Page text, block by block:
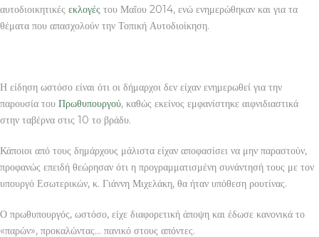
αυτοδιοικητικές εκλογές του Μαΐου 2014, ενώ ενημερώθηκαν και για τα
θέματα που απασχολούν την Τοπική Αυτοδιοίκηση.
Η είδηση ωστόσο είναι ότι οι δήμαρχοι δεν είχαν ενημερωθεί για την
παρουσία του Πρωθυπουργού, καθώς εκείνος εμφανίστηκε αιφνιδιαστικά
στην ταβέρνα στις 10 το βράδυ.
Κάποιοι από τους δημάρχους μάλιστα είχαν αποφασίσει να μην παραστούν,
προφανώς επειδή θεώρησαν ότι η προγραμματισμένη συνάντησή τους με τον
υπουργό Εσωτερικών, κ. Γιάννη Μιχελάκη, θα ήταν υπόθεση ρουτίνας.
Ο πρωθυπουργός, ωστόσο, είχε διαφορετική άποψη και έδωσε κανονικά το
«παρών», προκαλώντας… πανικό στους απόντες.